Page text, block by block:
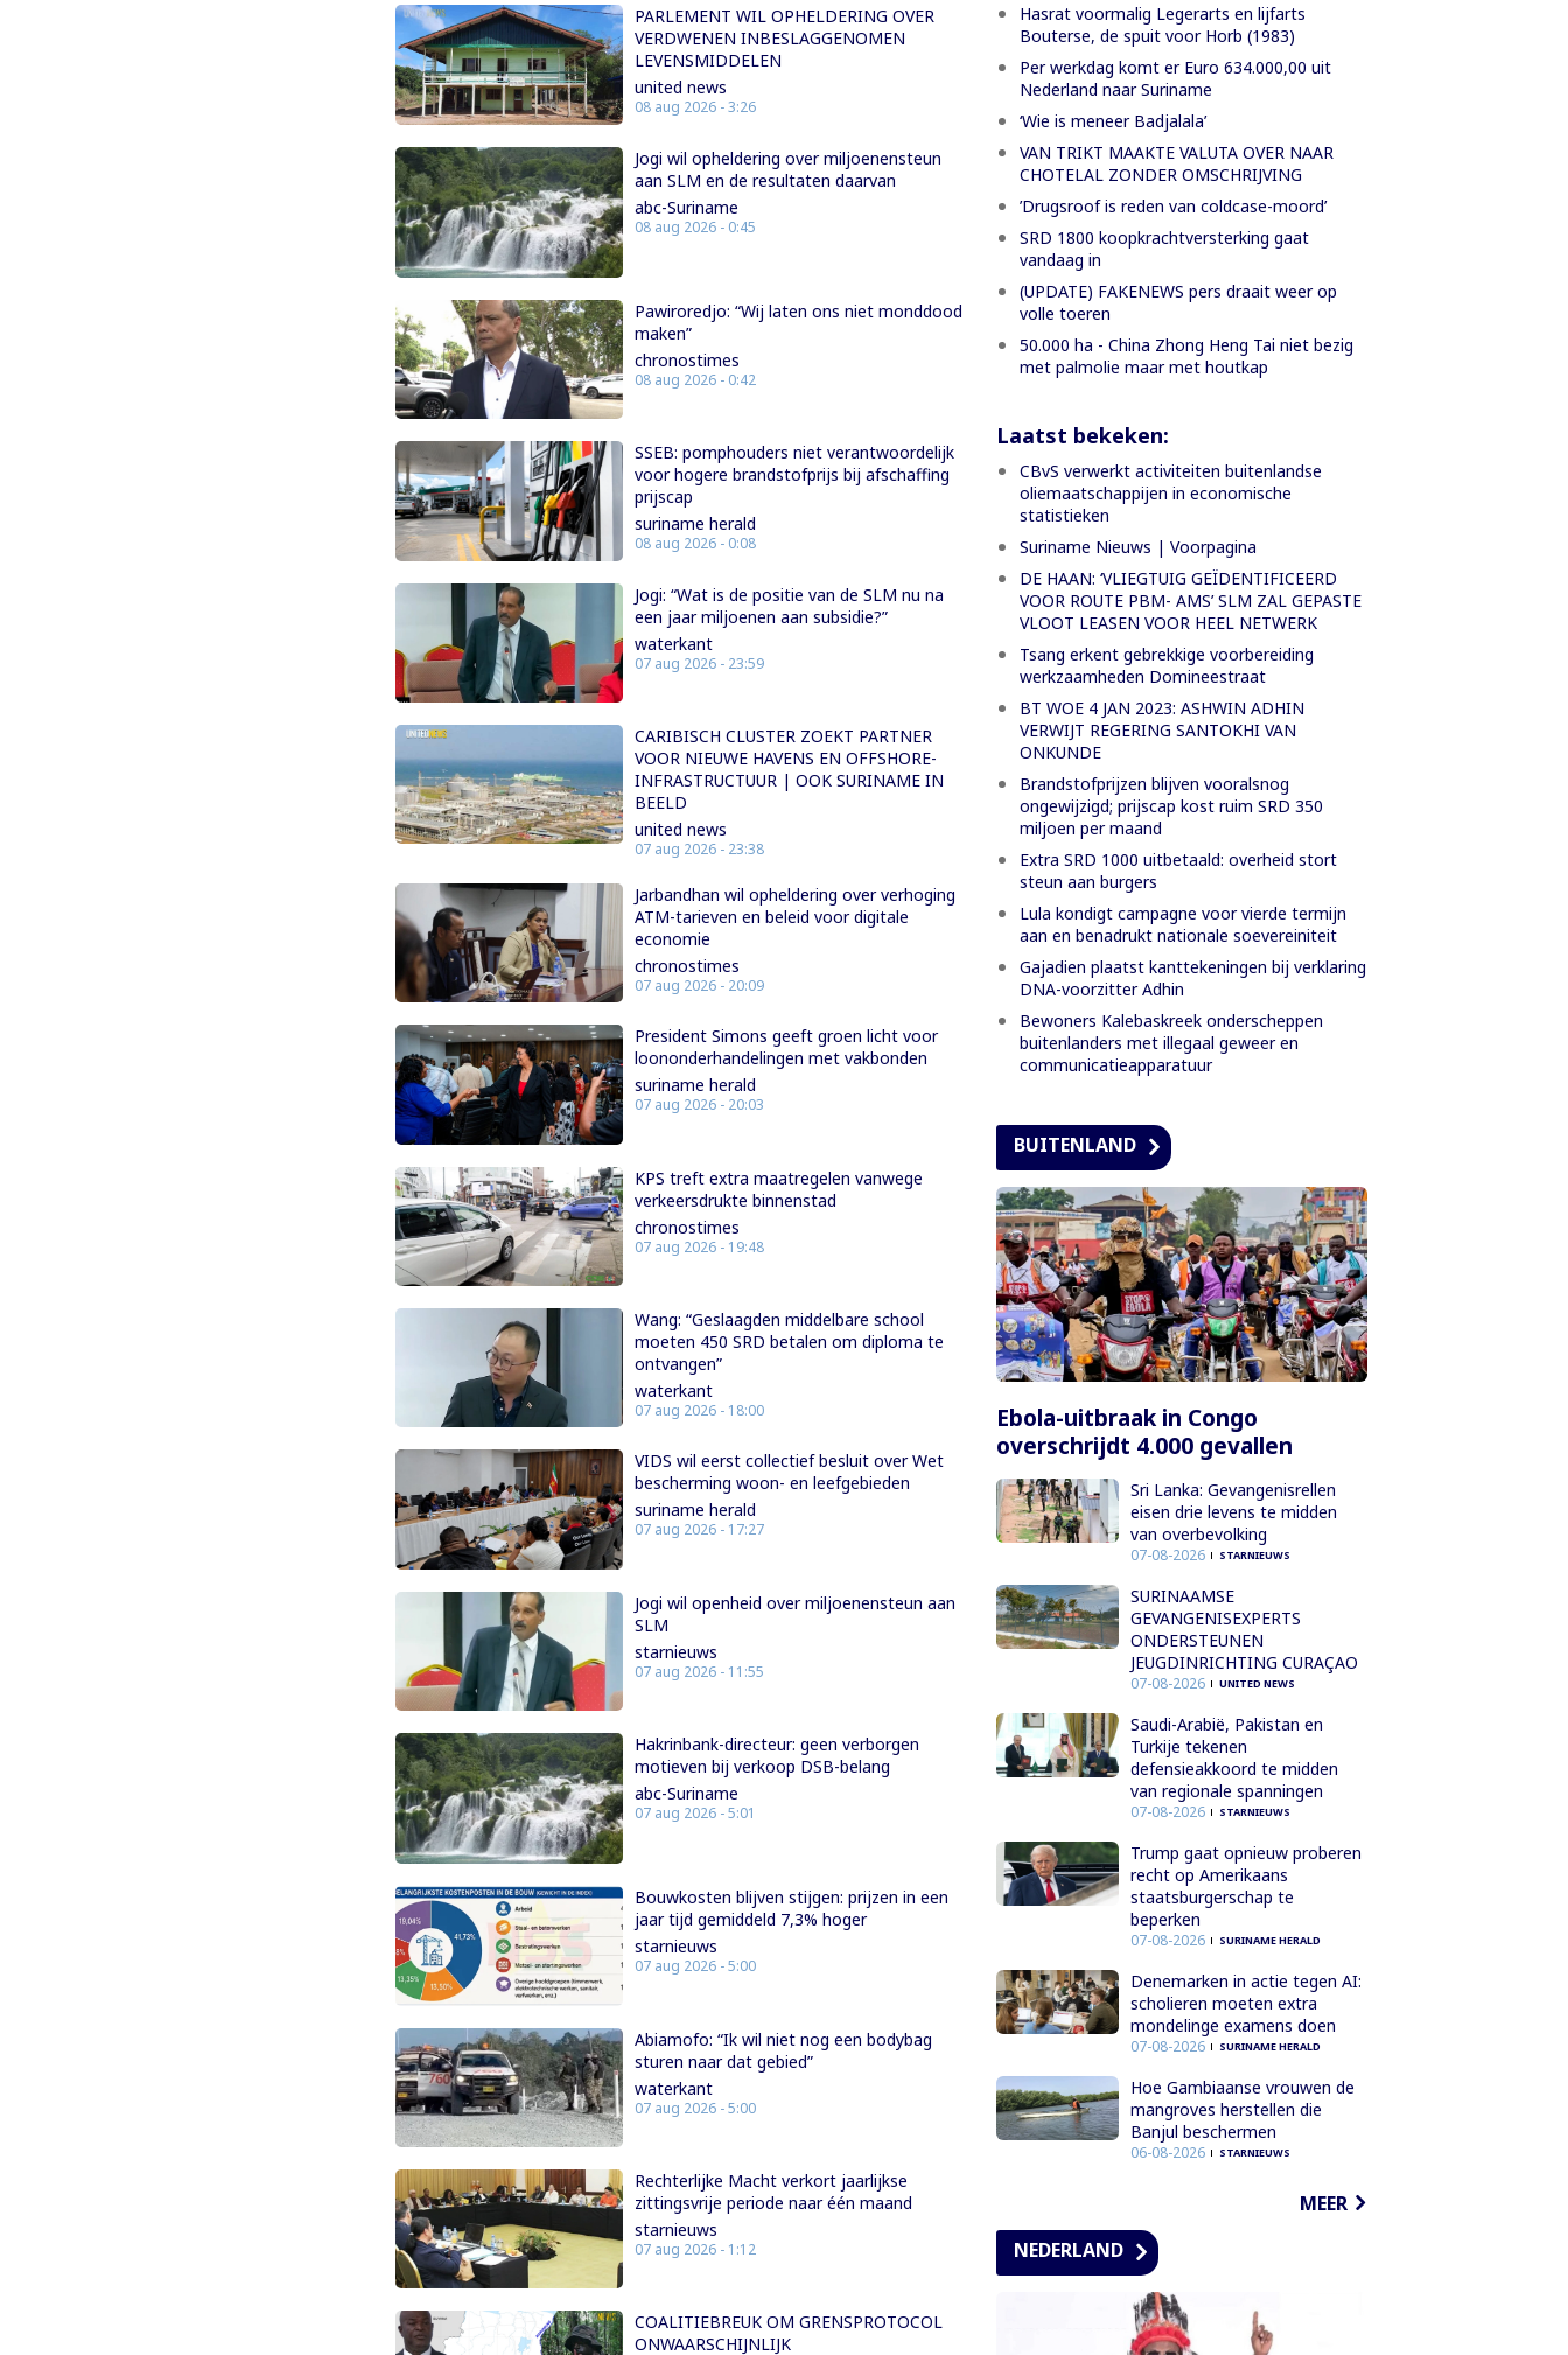
PARLEMENT WIL OPHELDERING OVER
VERDWENEN INBESLAGGENOMEN
LEVENSMIDDELEN
united news
08 aug 2026 - 3:26
Jogi wil opheldering over miljoenensteun
aan SLM en de resultaten daarvan
abc-Suriname
08 aug 2026 - 0:45
Pawiroredjo: “Wij laten ons niet monddood
maken”
chronostimes
08 aug 2026 - 0:42
SSEB: pomphouders niet verantwoordelijk
voor hogere brandstofprijs bij afschaffing
prijscap
suriname herald
08 aug 2026 - 0:08
Jogi: “Wat is de positie van de SLM nu na
een jaar miljoenen aan subsidie?”
waterkant
07 aug 2026 - 23:59
CARIBISCH CLUSTER ZOEKT PARTNER
VOOR NIEUWE HAVENS EN OFFSHORE-
INFRASTRUCTUUR | OOK SURINAME IN
BEELD
united news
07 aug 2026 - 23:38
Jarbandhan wil opheldering over verhoging
ATM-tarieven en beleid voor digitale
economie
chronostimes
07 aug 2026 - 20:09
President Simons geeft groen licht voor
loononderhandelingen met vakbonden
suriname herald
07 aug 2026 - 20:03
KPS treft extra maatregelen vanwege
verkeersdrukte binnenstad
chronostimes
07 aug 2026 - 19:48
Wang: “Geslaagden middelbare school
moeten 450 SRD betalen om diploma te
ontvangen”
waterkant
07 aug 2026 - 18:00
VIDS wil eerst collectief besluit over Wet
bescherming woon- en leefgebieden
suriname herald
07 aug 2026 - 17:27
Jogi wil openheid over miljoenensteun aan
SLM
starnieuws
07 aug 2026 - 11:55
Hakrinbank-directeur: geen verborgen
motieven bij verkoop DSB-belang
abc-Suriname
07 aug 2026 - 5:01
Bouwkosten blijven stijgen: prijzen in een
jaar tijd gemiddeld 7,3% hoger
starnieuws
07 aug 2026 - 5:00
Abiamofo: “Ik wil niet nog een bodybag
sturen naar dat gebied”
waterkant
07 aug 2026 - 5:00
Rechterlijke Macht verkort jaarlijkse
zittingsvrije periode naar één maand
starnieuws
07 aug 2026 - 1:12
COALITIEBREUK OM GRENSPROTOCOL
ONWAARSCHIJNLIJK
Hasrat voormalig Legerarts en lijfarts
Bouterse, de spuit voor Horb (1983)
Per werkdag komt er Euro 634.000,00 uit
Nederland naar Suriname
‘Wie is meneer Badjalala’
VAN TRIKT MAAKTE VALUTA OVER NAAR
CHOTELAL ZONDER OMSCHRIJVING
’Drugsroof is reden van coldcase-moord’
SRD 1800 koopkrachtversterking gaat
vandaag in
(UPDATE) FAKENEWS pers draait weer op
volle toeren
50.000 ha - China Zhong Heng Tai niet bezig
met palmolie maar met houtkap
Laatst bekeken:
CBvS verwerkt activiteiten buitenlandse
oliemaatschappijen in economische
statistieken
Suriname Nieuws | Voorpagina
DE HAAN: ‘VLIEGTUIG GEÏDENTIFICEERD
VOOR ROUTE PBM- AMS’ SLM ZAL GEPASTE
VLOOT LEASEN VOOR HEEL NETWERK
Tsang erkent gebrekkige voorbereiding
werkzaamheden Domineestraat
BT WOE 4 JAN 2023: ASHWIN ADHIN
VERWIJT REGERING SANTOKHI VAN
ONKUNDE
Brandstofprijzen blijven vooralsnog
ongewijzigd; prijscap kost ruim SRD 350
miljoen per maand
Extra SRD 1000 uitbetaald: overheid stort
steun aan burgers
Lula kondigt campagne voor vierde termijn
aan en benadrukt nationale soevereiniteit
Gajadien plaatst kanttekeningen bij verklaring
DNA-voorzitter Adhin
Bewoners Kalebaskreek onderscheppen
buitenlanders met illegaal geweer en
communicatieapparatuur
BUITENLAND
Ebola-uitbraak in Congo
overschrijdt 4.000 gevallen
Sri Lanka: Gevangenisrellen
eisen drie levens te midden
van overbevolking
07-08-2026 STARNIEUWS
SURINAAMSE
GEVANGENISEXPERTS
ONDERSTEUNEN
JEUGDINRICHTING CURAÇAO
07-08-2026 UNITED NEWS
Saudi-Arabië, Pakistan en
Turkije tekenen
defensieakkoord te midden
van regionale spanningen
07-08-2026 STARNIEUWS
Trump gaat opnieuw proberen
recht op Amerikaans
staatsburgerschap te
beperken
07-08-2026 SURINAME HERALD
Denemarken in actie tegen AI:
scholieren moeten extra
mondelinge examens doen
07-08-2026 SURINAME HERALD
Hoe Gambiaanse vrouwen de
mangroves herstellen die
Banjul beschermen
06-08-2026 STARNIEUWS
MEER
NEDERLAND